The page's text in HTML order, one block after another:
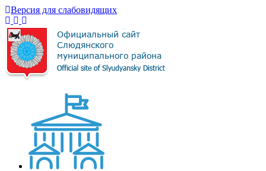
Версия для слабовидящих